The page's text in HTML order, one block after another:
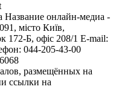
Название онлайн-медиа -
місто Київ,
Б, офіс 208/1 E-mail:
044-205-43-00
размещённых на
ссылки на